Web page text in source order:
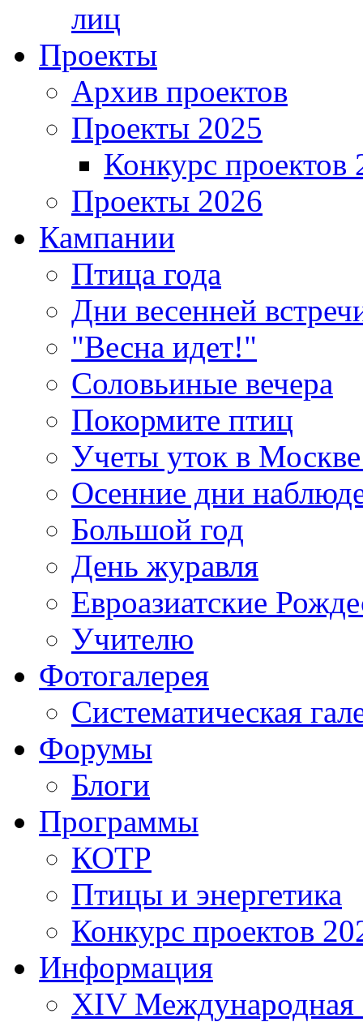
лиц
Проекты
Архив проектов
Проекты 2025
Конкурс проектов
Проекты 2026
Кампании
Птица года
Дни весенней
"Весна идет!"
Соловьиные вечера
Покормите птиц
Учеты уток в
Осенние дни
Большой год
День журавля
Евроазиатские
Учителю
Фотогалерея
Систематическая
Форумы
Блоги
Программы
КОТР
Птицы и энергетика
Конкурс проектов
Информация
XIV Международная